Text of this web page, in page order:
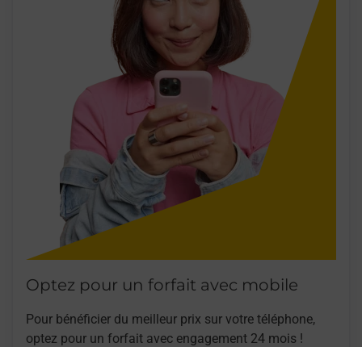
Optez pour un forfait avec mobile
Pour bénéficier du meilleur prix sur votre téléphone,
optez pour un forfait avec engagement 24 mois !